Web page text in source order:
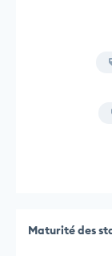
Maturité des